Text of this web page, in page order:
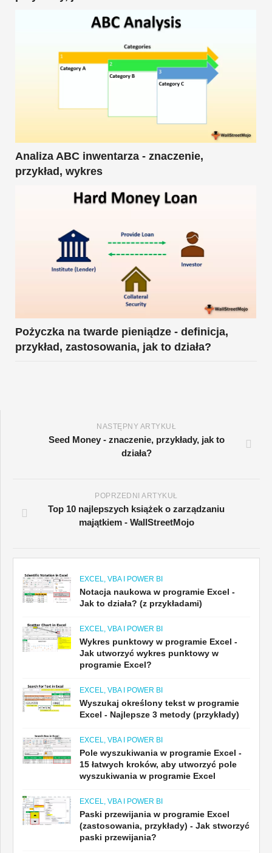
Analiza ABC inwentarza - znaczenie,
przykład, wykres
Pożyczka na twarde pieniądze - definicja,
przykład, zastosowania, jak to działa?
NASTĘPNY ARTYKUŁ
Seed Money - znaczenie, przykłady, jak to
działa?
POPRZEDNI ARTYKUŁ
Top 10 najlepszych książek o zarządzaniu
majątkiem - WallStreetMojo
EXCEL, VBA I POWER BI
Notacja naukowa w programie Excel -
Jak to działa? (z przykładami)
EXCEL, VBA I POWER BI
Wykres punktowy w programie Excel -
Jak utworzyć wykres punktowy w
programie Excel?
EXCEL, VBA I POWER BI
Wyszukaj określony tekst w programie
Excel - Najlepsze 3 metody (przykłady)
EXCEL, VBA I POWER BI
Pole wyszukiwania w programie Excel -
15 łatwych kroków, aby utworzyć pole
wyszukiwania w programie Excel
EXCEL, VBA I POWER BI
Paski przewijania w programie Excel
(zastosowania, przykłady) - Jak stworzyć
paski przewijania?